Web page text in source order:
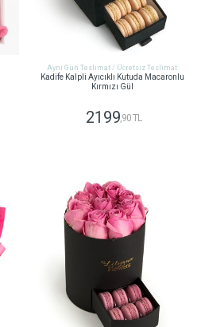
Aynı Gün Teslimat / Ücretsiz Teslimat
Kadife Kalpli Ayıcıklı Kutuda Macaronlu
Kırmızı Gül
2199,90 TL